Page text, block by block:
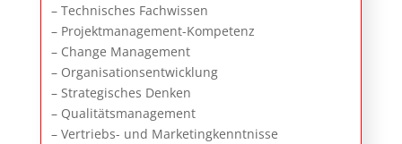
– Technisches Fachwissen
– Projektmanagement-Kompetenz
– Change Management
– Organisationsentwicklung
– Strategisches Denken
– Qualitätsmanagement
– Vertriebs- und Marketingkenntnisse